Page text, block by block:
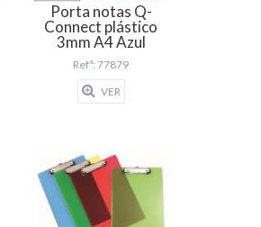
Porta notas Q-
Connect plástico
3mm A4 Azul
Refª: 77879
VER